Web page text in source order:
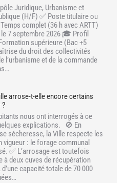
Juridique, Urbanisme et
(H/F) ✅ Poste titulaire ou
complet (36 h avec ARTT)
7 septembre 2026 🎓 Profil
supérieure (Bac +5
du droit des collectivités
l’urbanisme et de la commande
arrose-t-elle encore certains
?
nous ont interrogés à ce
explications. 🚫 En
sécheresse, la Ville respecte les
vigueur : le forage communal
✅ L’arrosage est toutefois
à deux cuves de récupération
d’une capacité totale de 70 000